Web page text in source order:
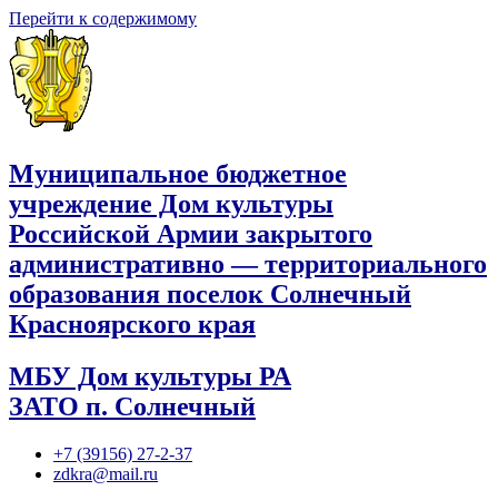
Перейти к содержимому
Муниципальное бюджетное
учреждение Дом культуры
Российской Армии закрытого
административно — территориального
образования поселок Солнечный
Красноярского края
МБУ Дом культуры РА
ЗАТО п. Солнечный
+7 (39156) 27-2-37
zdkra@mail.ru